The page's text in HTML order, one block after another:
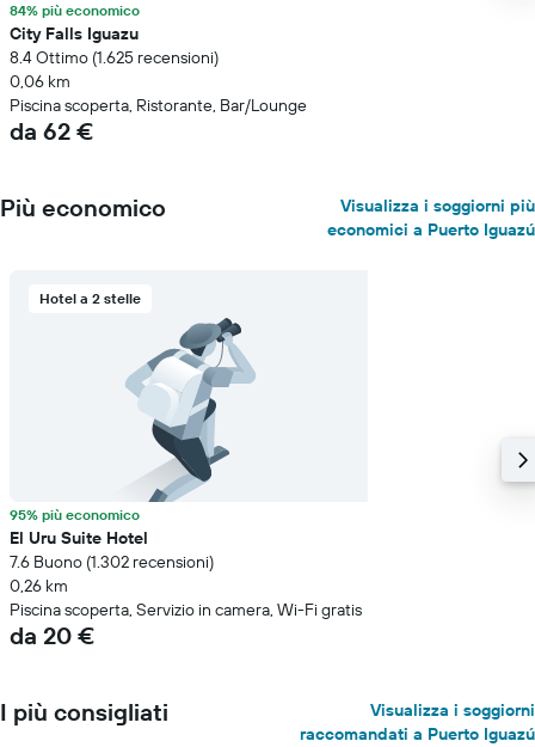
84% più economico
City Falls Iguazu
8.4 Ottimo (1.625 recensioni)
0,06 km
Piscina scoperta, Ristorante, Bar/Lounge
da 62 €
Più economico
Visualizza i soggiorni più
economici a Puerto Iguazú
Hotel a 2 stelle
95% più economico
El Uru Suite Hotel
7.6 Buono (1.302 recensioni)
0,26 km
Piscina scoperta, Servizio in camera, Wi-Fi gratis
da 20 €
I più consigliati
Visualizza i soggiorni
raccomandati a Puerto Iguazú